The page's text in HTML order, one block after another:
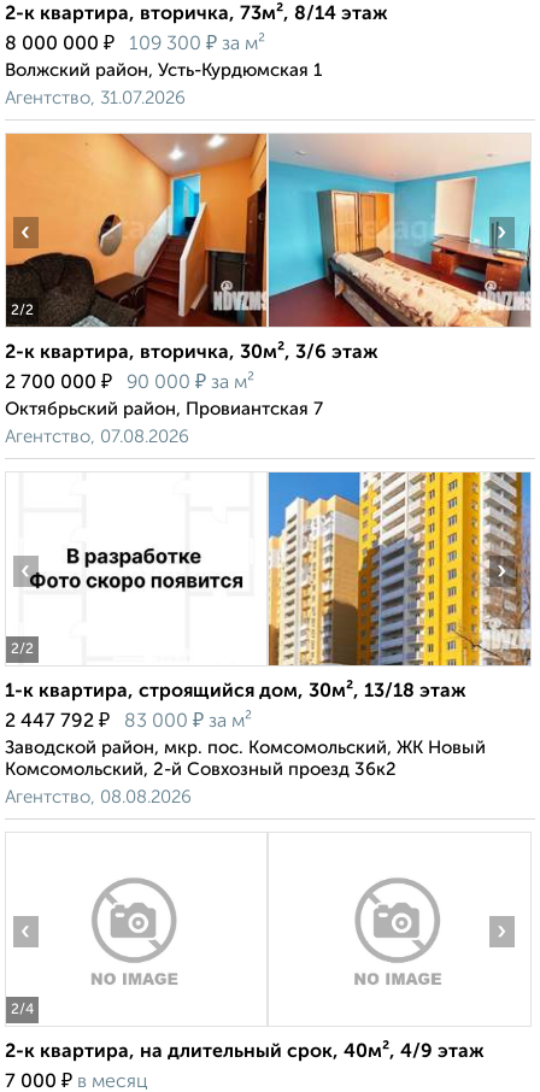
2-к квартира, вторичка, 73м², 8/14 этаж
8 000 000 ₽ 109 300 ₽ за м²
Волжский район, Усть-Курдюмская 1
Агентство, 31.07.2026
2/2
‹ ›
2-к квартира, вторичка, 30м², 3/6 этаж
2 700 000 ₽ 90 000 ₽ за м²
Октябрьский район, Провиантская 7
Агентство, 07.08.2026
2/2
‹ ›
1-к квартира, строящийся дом, 30м², 13/18 этаж
2 447 792 ₽ 83 000 ₽ за м²
Заводской район, мкр. пос. Комсомольский, ЖК Новый
Комсомольский, 2-й Совхозный проезд 36к2
Агентство, 08.08.2026
2/4
‹ ›
2-к квартира, на длительный срок, 40м², 4/9 этаж
7 000 ₽ в месяц